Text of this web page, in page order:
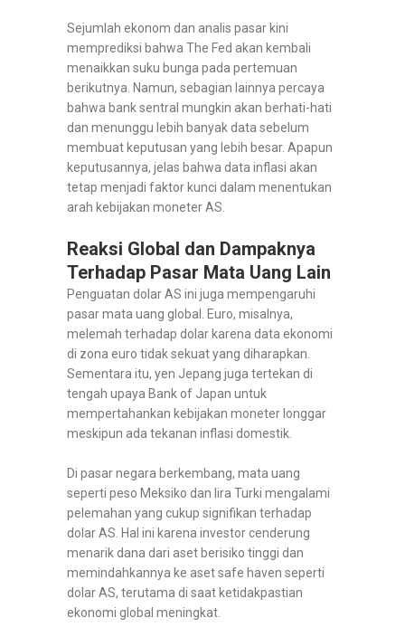
Sejumlah ekonom dan analis pasar kini
memprediksi bahwa The Fed akan kembali
menaikkan suku bunga pada pertemuan
berikutnya. Namun, sebagian lainnya percaya
bahwa bank sentral mungkin akan berhati-hati
dan menunggu lebih banyak data sebelum
membuat keputusan yang lebih besar. Apapun
keputusannya, jelas bahwa data inflasi akan
tetap menjadi faktor kunci dalam menentukan
arah kebijakan moneter AS.
Reaksi Global dan Dampaknya
Terhadap Pasar Mata Uang Lain
Penguatan dolar AS ini juga mempengaruhi
pasar mata uang global. Euro, misalnya,
melemah terhadap dolar karena data ekonomi
di zona euro tidak sekuat yang diharapkan.
Sementara itu, yen Jepang juga tertekan di
tengah upaya Bank of Japan untuk
mempertahankan kebijakan moneter longgar
meskipun ada tekanan inflasi domestik.
Di pasar negara berkembang, mata uang
seperti peso Meksiko dan lira Turki mengalami
pelemahan yang cukup signifikan terhadap
dolar AS. Hal ini karena investor cenderung
menarik dana dari aset berisiko tinggi dan
memindahkannya ke aset safe haven seperti
dolar AS, terutama di saat ketidakpastian
ekonomi global meningkat.